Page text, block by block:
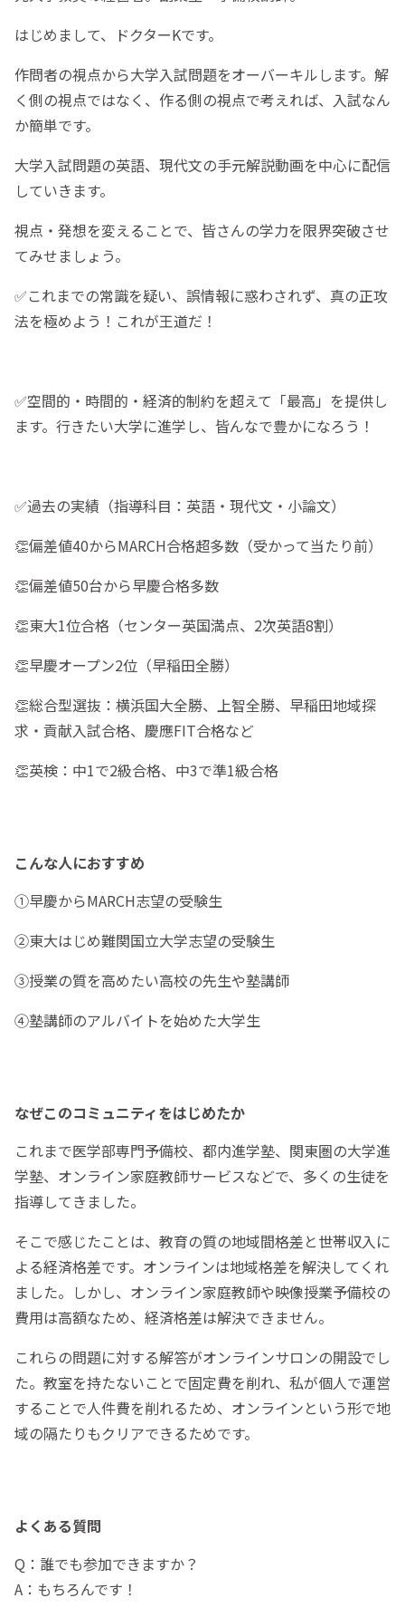
はじめまして、ドクターKです。
作問者の視点から大学入試問題をオーバーキルします。解
く側の視点ではなく、作る側の視点で考えれば、入試なん
か簡単です。
大学入試問題の英語、現代文の手元解説動画を中心に配信
していきます。
視点・発想を変えることで、皆さんの学力を限界突破させ
てみせましょう。
✅これまでの常識を疑い、誤情報に惑わされず、真の正攻
法を極めよう！これが王道だ！
✅空間的・時間的・経済的制約を超えて「最高」を提供し
ます。行きたい大学に進学し、皆んなで豊かになろう！
✅過去の実績（指導科目：英語・現代文・小論文）
👏偏差値40からMARCH合格超多数（受かって当たり前）
👏偏差値50台から早慶合格多数
👏東大1位合格（センター英国満点、2次英語8割）
👏早慶オープン2位（早稲田全勝）
👏総合型選抜：横浜国大全勝、上智全勝、早稲田地域探
求・貢献入試合格、慶應FIT合格など
👏英検：中1で2級合格、中3で準1級合格
こんな人におすすめ
①早慶からMARCH志望の受験生
②東大はじめ難関国立大学志望の受験生
③授業の質を高めたい高校の先生や塾講師
④塾講師のアルバイトを始めた大学生
なぜこのコミュニティをはじめたか
これまで医学部専門予備校、都内進学塾、関東圏の大学進
学塾、オンライン家庭教師サービスなどで、多くの生徒を
指導してきました。
そこで感じたことは、教育の質の地域間格差と世帯収入に
よる経済格差です。オンラインは地域格差を解決してくれ
ました。しかし、オンライン家庭教師や映像授業予備校の
費用は高額なため、経済格差は解決できません。
これらの問題に対する解答がオンラインサロンの開設でし
た。教室を持たないことで固定費を削れ、私が個人で運営
することで人件費を削れるため、オンラインという形で地
域の隔たりもクリアできるためです。
よくある質問
Q：誰でも参加できますか？
A：もちろんです！